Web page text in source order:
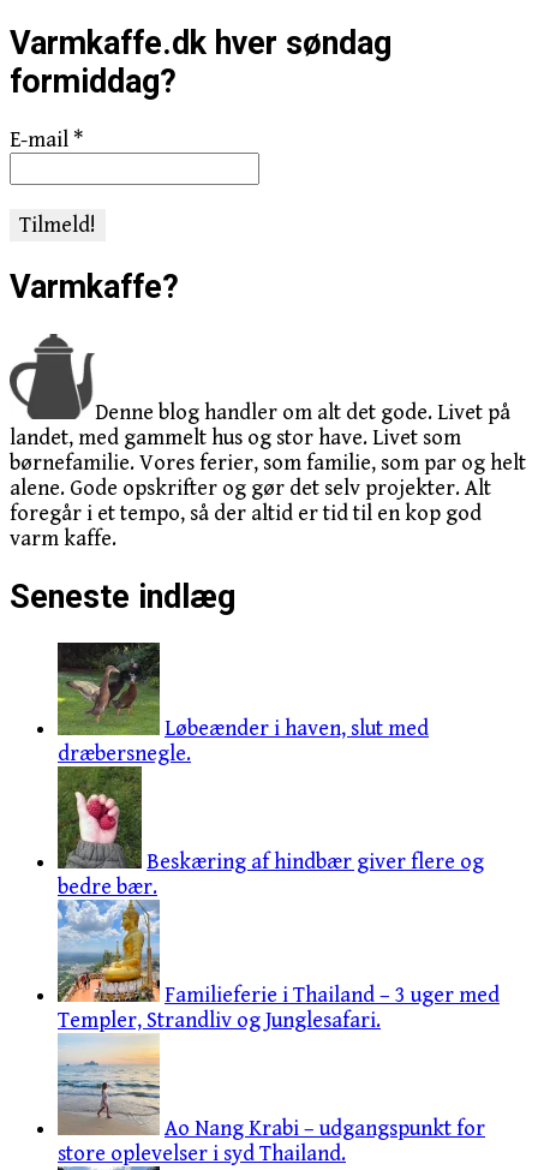
Varmkaffe.dk hver søndag
formiddag?
E-mail*
Varmkaffe?
Denne blog handler om alt det gode. Livet på
landet, med gammelt hus og stor have. Livet som
børnefamilie. Vores ferier, som familie, som par og helt
alene. Gode opskrifter og gør det selv projekter. Alt
foregår i et tempo, så der altid er tid til en kop god
varm kaffe.
Seneste indlæg
Løbeænder i haven, slut med
dræbersnegle.
Beskæring af hindbær giver flere og
bedre bær.
Familieferie i Thailand – 3 uger med
Templer, Strandliv og Junglesafari.
Ao Nang Krabi – udgangspunkt for
store oplevelser i syd Thailand.